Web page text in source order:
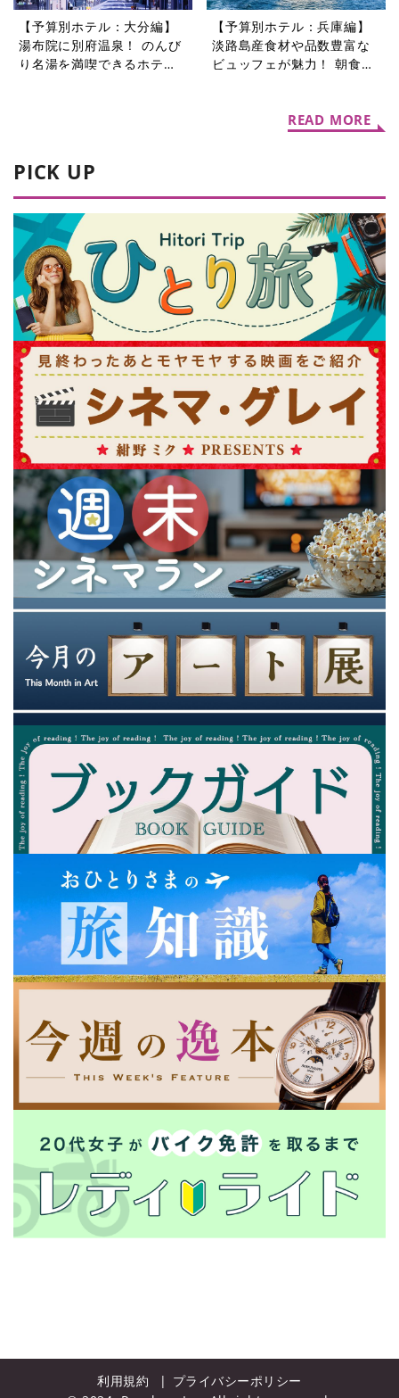
【予算別ホテル：大分編】
湯布院に別府温泉！ のんび
り名湯を満喫できるホテル5
【予算別ホテル：兵庫編】
淡路島産食材や品数豊富な
ビュッフェが魅力！ 朝食が
READ MORE
PICK UP
利用規約
プライバシーポリシー